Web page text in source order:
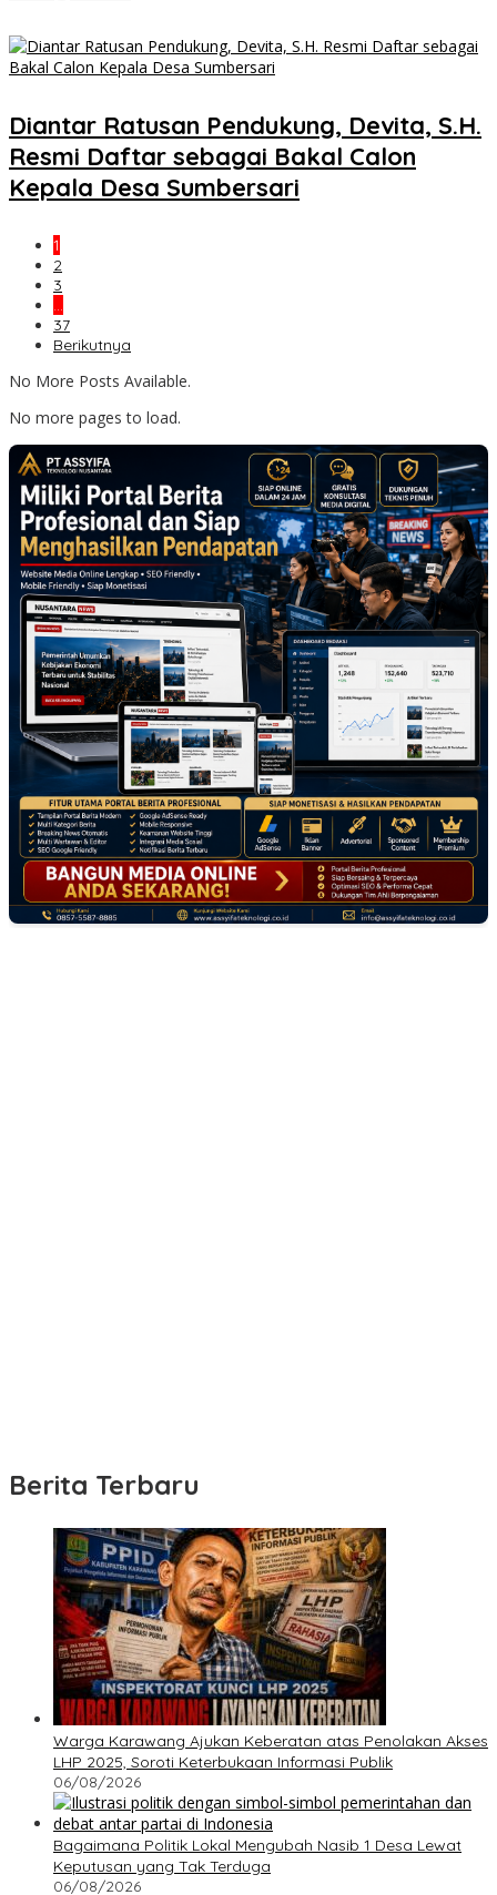
Diantar Ratusan Pendukung, Devita, S.H.
Resmi Daftar sebagai Bakal Calon
Kepala Desa Sumbersari
1
2
3
…
37
Berikutnya
No More Posts Available.
No more pages to load.
Berita Terbaru
Warga Karawang Ajukan Keberatan atas Penolakan Akses
LHP 2025, Soroti Keterbukaan Informasi Publik
06/08/2026
Bagaimana Politik Lokal Mengubah Nasib 1 Desa Lewat
Keputusan yang Tak Terduga
06/08/2026